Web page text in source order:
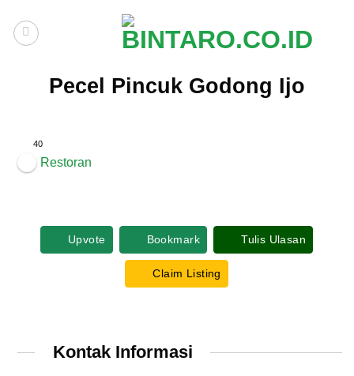
content
Pecel Pincuk Godong Ijo
40
Restoran
Upvote Bookmark Tulis Ulasan
Claim Listing
Kontak Informasi